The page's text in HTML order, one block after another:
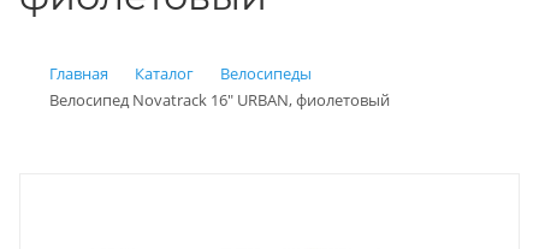
Главная Каталог
Велосипеды
Велосипед Novatrack 16" URBAN, фиолетовый